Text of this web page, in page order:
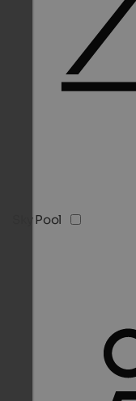
Sky Pool